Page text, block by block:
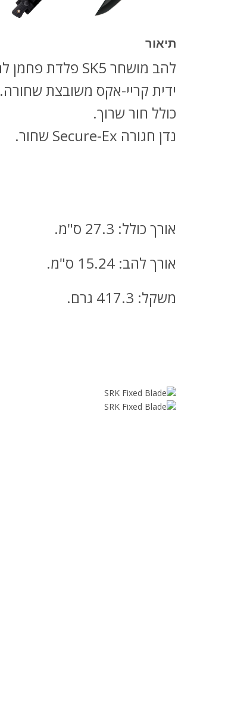
תיאור
להב מושחר SK5 פלדת פחמן להב קליפס.
ידית קריי-אקס משובצת שחורה.
כולל חור שרוך.
נדן חגורה Secure-Ex שחור.
אורך כולל: 27.3 ס"מ.
אורך להב: 15.24 ס"מ.
משקל: 417.3 גרם.